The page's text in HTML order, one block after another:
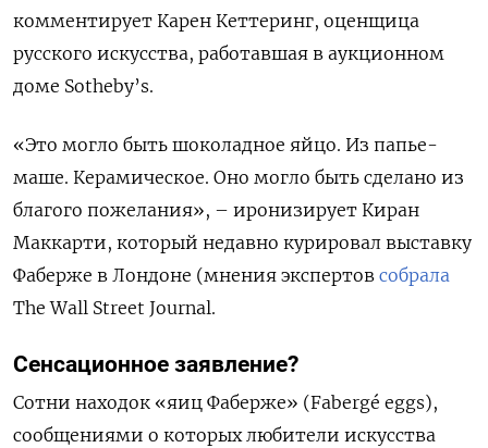
комментирует Карен Кеттеринг, оценщица
русского искусства, работавшая в аукционном
доме Sotheby’s.
«Это могло быть шоколадное яйцо. Из папье-
маше. Керамическое. Оно могло быть сделано из
благого пожелания», – иронизирует Киран
Маккарти, который недавно курировал выставку
Фаберже в Лондоне (мнения экспертов собрала
The Wall Street Journal.
Сенсационное заявление?
Сотни находок «яиц Фаберже» (Fabergé eggs),
сообщениями о которых любители искусства